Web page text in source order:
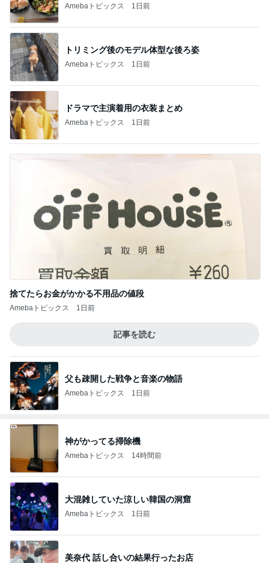
Amebaトピックス 1日前
トリミング後のモデル体型な後ろ姿
Amebaトピックス 1日前
ドラマで主演着用の衣装まとめ
Amebaトピックス 1日前
捨てたらお金がかかる不用品の値段
Amebaトピックス 1日前
記事を読む
父も疎開した戦争と音楽の物語
Amebaトピックス 1日前
神がかってる掃除機
Amebaトピックス 14時間前
大混雑していた涼しい韓国の洞窟
Amebaトピックス 1日前
美奈代 話し合いの結果行ったお店